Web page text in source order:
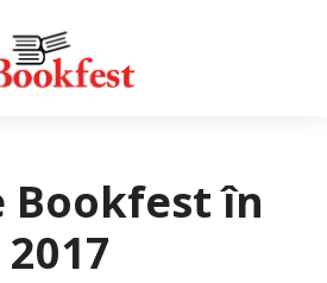
Bookfest în
2017